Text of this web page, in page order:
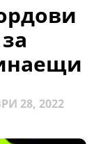
28, 2022